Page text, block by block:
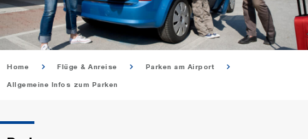
Home Flüge & Anreise Parken am Airport
Allgemeine Infos zum Parken